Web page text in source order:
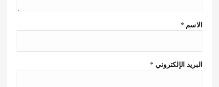
الاسم *
البريد الإلكتروني *